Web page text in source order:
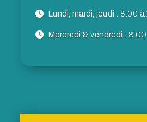
Lundi, mardi, jeudi : 8:00 à
Mercredi & vendredi :